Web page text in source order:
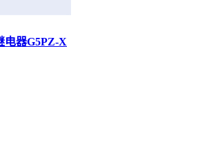
电器G5PZ-X